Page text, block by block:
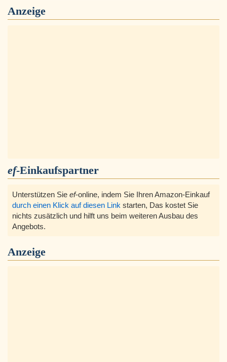
Anzeige
ef-Einkaufspartner
Unterstützen Sie ef-online, indem Sie Ihren Amazon-Einkauf
durch einen Klick auf diesen Link starten, Das kostet Sie
nichts zusätzlich und hilft uns beim weiteren Ausbau des
Angebots.
Anzeige